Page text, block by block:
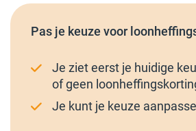
Pas je keuze voor
Je ziet eerst je huidige
of geen
Je kunt je keuze